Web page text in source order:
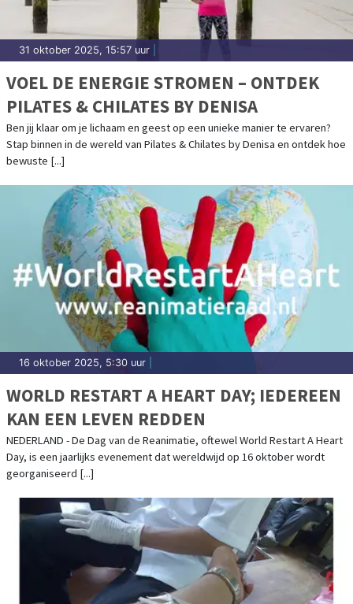
31 oktober 2025, 15:57 uur
VOEL DE ENERGIE STROMEN – ONTDEK
PILATES & CHILATES BY DENISA
Ben jij klaar om je lichaam en geest op een unieke manier te ervaren?
Stap binnen in de wereld van Pilates & Chilates by Denisa en ontdek hoe
bewuste [...]
16 oktober 2025, 5:30 uur
WORLD RESTART A HEART DAY; IEDEREEN
KAN EEN LEVEN REDDEN
NEDERLAND - De Dag van de Reanimatie, oftewel World Restart A Heart
Day, is een jaarlijks evenement dat wereldwijd op 16 oktober wordt
georganiseerd [...]